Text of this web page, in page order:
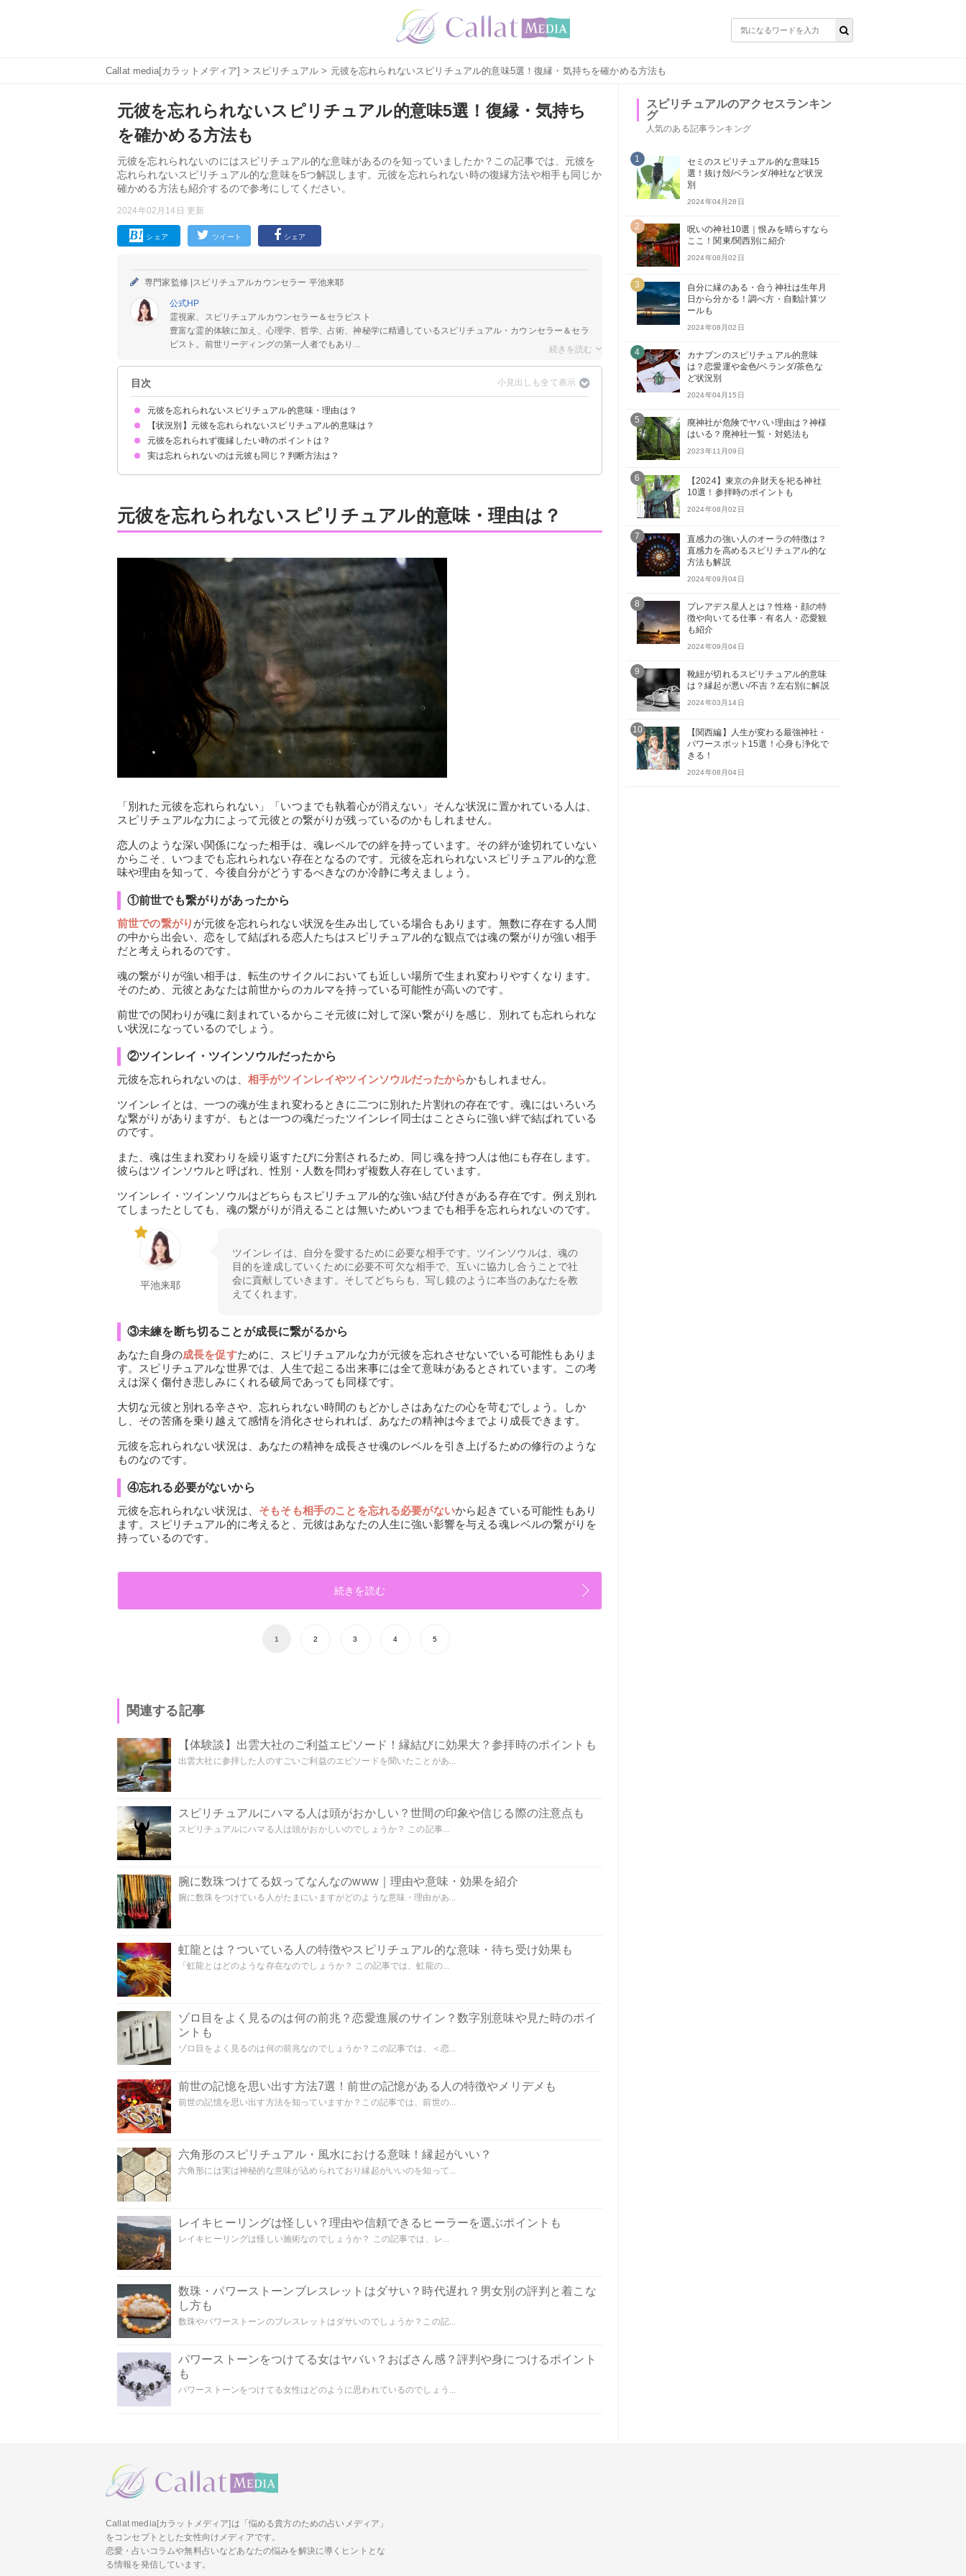
Callat media[カラットメディア] > スピリチュアル > 元彼を忘れられないスピリチュアル的意味5選！復縁・気持ちを確かめる方法も
元彼を忘れられないスピリチュアル的意味5選！復縁・気持ち
を確かめる方法も
元彼を忘れられないのにはスピリチュアル的な意味があるのを知っていましたか？この記事では、元彼を
忘れられないスピリチュアル的な意味を5つ解説します。元彼を忘れられない時の復縁方法や相手も同じか
確かめる方法も紹介するので参考にしてください。
2024年02月14日 更新
シェア ツイート シェア
専門家監修 | スピリチュアルカウンセラー 平池来耶
公式HP
霊視家、スピリチュアルカウンセラー＆セラピスト
豊富な霊的体験に加え、心理学、哲学、占術、神秘学に精通しているスピリチュアル・カウンセラー＆セラ
ピスト。前世リーディングの第一人者でもあり...
目次
元彼を忘れられないスピリチュアル的意味・理由は？
①前世でも繋がりがあったから
②ツインレイ・ツインソウルだったから
③未練を断ち切ることが成長に繋がるから
④忘れる必要がないから
⑤精算するべきカルマが残っているから
【状況別】元彼を忘れられないスピリチュアル的意味は？
元彼を思い出すことが増えたスピリチュアル的意味
元彼を何年経っても忘れられないスピリチュアル的意味
元彼が頭から離れないスピリチュアル的意味
元彼を忘れられず復縁したい時のポイントは？
別れた理由を見つめ直し改善点があれば直す
元彼に執着しすぎない
相手の全てを受け入れる心を持つ
十分な冷却期間を取る
実は忘れられないのは元彼も同じ？判断方法は？
元彼を忘れられないスピリチュアル的意味・理由は？
「別れた元彼を忘れられない」「いつまでも執着心が消えない」そんな状況に置かれている人は、
スピリチュアルな力によって元彼との繋がりが残っているのかもしれません。
恋人のような深い関係になった相手は、魂レベルでの絆を持っています。その絆が途切れていない
からこそ、いつまでも忘れられない存在となるのです。元彼を忘れられないスピリチュアル的な意
味や理由を知って、今後自分がどうするべきなのか冷静に考えましょう。
①前世でも繋がりがあったから
前世での繋がり が元彼を忘れられない状況を生み出している場合もあります。無数に存在する人間
の中から出会い、恋をして結ばれる恋人たちはスピリチュアル的な観点では魂の繋がりが強い相手
だと考えられるのです。
魂の繋がりが強い相手は、転生のサイクルにおいても近しい場所で生まれ変わりやすくなります。
そのため、元彼とあなたは前世からのカルマを持っている可能性が高いのです。
前世での関わりが魂に刻まれているからこそ元彼に対して深い繋がりを感じ、別れても忘れられな
い状況になっているのでしょう。
②ツインレイ・ツインソウルだったから
元彼を忘れられないのは、 相手がツインレイやツインソウルだったからかもしれません。
ツインレイとは、一つの魂が生まれ変わるときに二つに別れた片割れの存在です。魂にはいろいろ
な繋がりがありますが、もとは一つの魂だったツインレイ同士はことさらに強い絆で結ばれている
のです。
また、魂は生まれ変わりを繰り返すたびに分割されるため、同じ魂を持つ人は他にも存在します。
彼らはツインソウルと呼ばれ、性別・人数を問わず複数人存在しています。
ツインレイ・ツインソウルはどちらもスピリチュアル的な強い結び付きがある存在です。例え別れ
てしまったとしても、魂の繋がりが消えることは無いためいつまでも相手を忘れられないのです。
平池来耶
ツインレイは、自分を愛するために必要な相手です。ツインソウルは、魂の
目的を達成していくために必要不可欠な相手で、互いに協力し合うことで社
会に貢献していきます。そしてどちらも、写し鏡のように本当のあなたを教
えてくれます。
③未練を断ち切ることが成長に繋がるから
あなた自身の成長を促すために、スピリチュアルな力が元彼を忘れさせないでいる可能性もありま
す。スピリチュアルな世界では、人生で起こる出来事には全て意味があるとされています。この考
えは深く傷付き悲しみにくれる破局であっても同様です。
大切な元彼と別れる辛さや、忘れられない時間のもどかしさはあなたの心を苛むでしょう。しか
し、その苦痛を乗り越えて感情を消化させられれば、あなたの精神は今までより成長できます。
元彼を忘れられない状況は、あなたの精神を成長させ魂のレベルを引き上げるための修行のような
ものなのです。
④忘れる必要がないから
元彼を忘れられない状況は、 そもそも相手のことを忘れる必要がないから起きている可能性もあり
ます。スピリチュアル的に考えると、元彼はあなたの人生に強い影響を与える魂レベルの繋がりを
持っているのです。
続きを読む
1 2 3 4 5
関連する記事
【体験談】出雲大社のご利益エピソード！縁結びに効果大？参拝時のポイントも
出雲大社に参拝した人のすごいご利益のエピソードを聞いたことがあ...
スピリチュアルにハマる人は頭がおかしい？世間の印象や信じる際の注意点も
スピリチュアルにハマる人は頭がおかしいのでしょうか？ この記事...
腕に数珠つけてる奴ってなんなのwww｜理由や意味・効果を紹介
腕に数珠をつけている人がたまにいますがどのような意味・理由があ...
虹龍とは？ついている人の特徴やスピリチュアル的な意味・待ち受け効果も
「虹龍とはどのような存在なのでしょうか？ この記事では、虹龍の...
ゾロ目をよく見るのは何の前兆？恋愛進展のサイン？数字別意味や見た時のポイ
ントも
ゾロ目をよく見るのは何の前兆なのでしょうか？この記事では、＜恋...
前世の記憶を思い出す方法7選！前世の記憶がある人の特徴やメリデメも
前世の記憶を思い出す方法を知っていますか？この記事では、前世の...
六角形のスピリチュアル・風水における意味！縁起がいい？
六角形には実は神秘的な意味が込められており縁起がいいのを知って...
レイキヒーリングは怪しい？理由や信頼できるヒーラーを選ぶポイントも
レイキヒーリングは怪しい施術なのでしょうか？ この記事では、レ...
数珠・パワーストーンブレスレットはダサい？時代遅れ？男女別の評判と着こな
し方も
数珠やパワーストーンのブレスレットはダサいのでしょうか？この記...
パワーストーンをつけてる女はヤバい？おばさん感？評判や身につけるポイント
も
パワーストーンをつけてる女性はどのように思われているのでしょう...
スピリチュアルのアクセスランキン
グ
人気のある記事ランキング
1
セミのスピリチュアル的な意味15
選！抜け殻/ベランダ/神社など状況
別
2024年04月28日
2
呪いの神社10選｜恨みを晴らすなら
ここ！関東/関西別に紹介
2024年08月02日
3
自分に縁のある・合う神社は生年月
日から分かる！調べ方・自動計算ツ
ールも
2024年08月02日
4
カナブンのスピリチュアル的意味
は？恋愛運や金色/ベランダ/茶色な
ど状況別
2024年04月15日
5
廃神社が危険でヤバい理由は？神様
はいる？廃神社一覧・対処法も
2023年11月09日
6
【2024】東京の弁財天を祀る神社
10選！参拝時のポイントも
2024年08月02日
7
直感力の強い人のオーラの特徴は？
直感力を高めるスピリチュアル的な
方法も解説
2024年09月04日
8
プレアデス星人とは？性格・顔の特
徴や向いてる仕事・有名人・恋愛観
も紹介
2024年09月04日
9
靴紐が切れるスピリチュアル的意味
は？縁起が悪い/不吉？左右別に解説
2024年03月14日
10
【関西編】人生が変わる最強神社・
パワースポット15選！心身も浄化で
きる！
2024年08月04日
Callat media[カラットメディア]は「悩める貴方のための占いメディア」
をコンセプトとした女性向けメディアです。
恋愛・占いコラムや無料占いなどあなたの悩みを解決に導くヒントとな
る情報を発信しています。